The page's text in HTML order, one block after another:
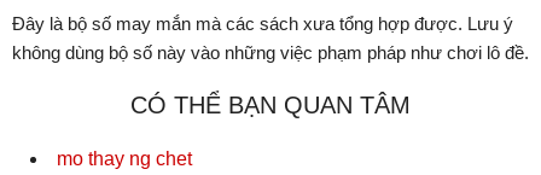
Đây là bộ số may mắn mà các sách xưa tổng hợp được. Lưu ý
không dùng bộ số này vào những việc phạm pháp như chơi lô đề.
CÓ THỂ BẠN QUAN TÂM
mo thay ng chet